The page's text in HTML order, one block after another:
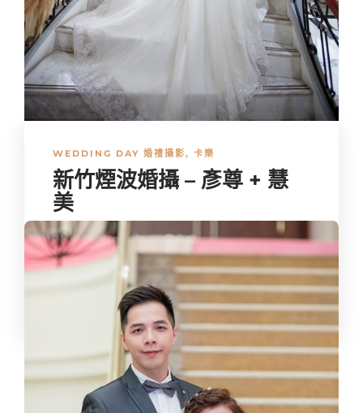
WEDDING DAY 婚禮攝影, 卡樂
新竹煙波婚攝 – 彥尊 + 慧
美
新娘和我在大學是隔壁班同學，雖然在唸書的時候不是這麼
熟識，不過有幸能在結婚時透過朋友的推薦找到我，新人一
家人熱心的配合使得拍攝更加順利，一整天都在煙波拍攝其
實好...
10 年 ago 1 min